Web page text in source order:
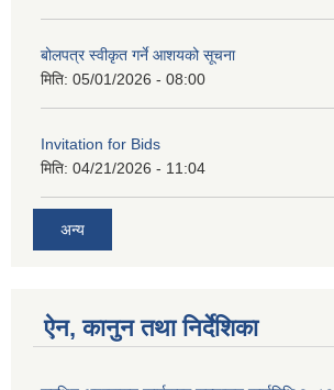
बोलपत्र स्वीकृत गर्ने आशयको सूचना
मिति: 05/01/2026 - 08:00
Invitation for Bids
मिति: 04/21/2026 - 11:04
अन्य
ऐन, कानुन तथा निर्देशिका